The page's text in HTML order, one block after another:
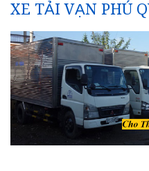
XE TẢI VẠN PHÚ